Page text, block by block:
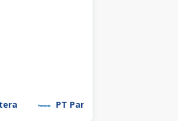
PT Panasonic Manufacturing